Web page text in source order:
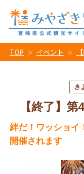
TOP イベント
き
【終了】
絆だ！ワッショイ
開催されます